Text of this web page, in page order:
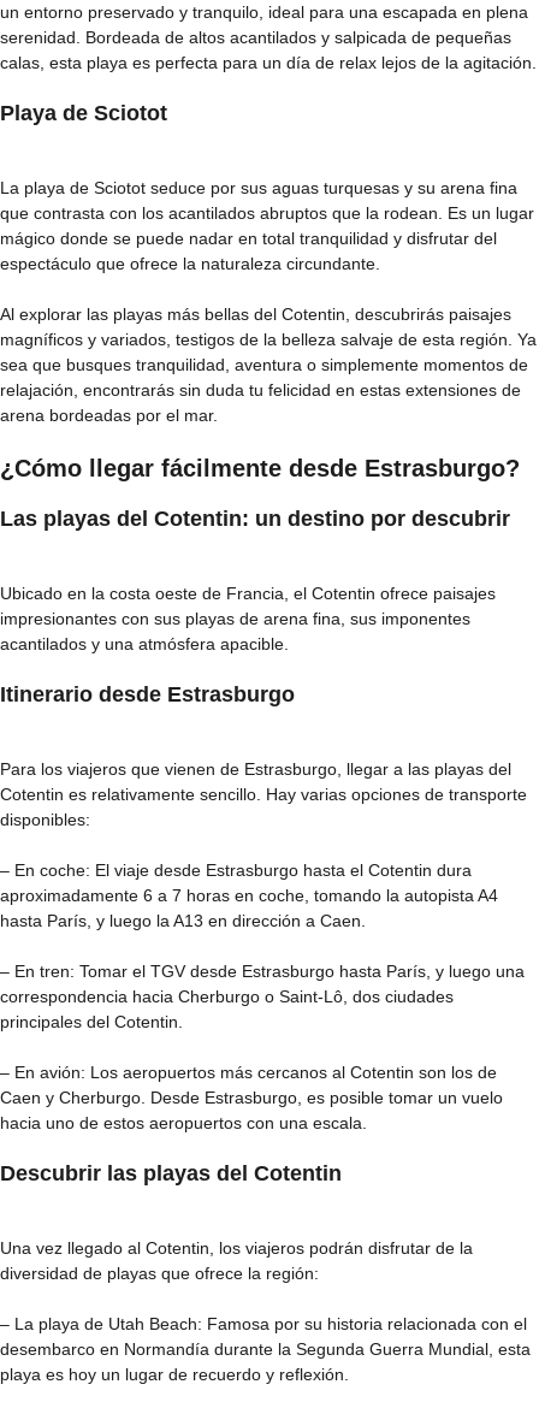
un entorno preservado y tranquilo, ideal para una escapada en plena
serenidad. Bordeada de altos acantilados y salpicada de pequeñas
calas, esta playa es perfecta para un día de relax lejos de la agitación.
Playa de Sciotot
La playa de Sciotot seduce por sus aguas turquesas y su arena fina
que contrasta con los acantilados abruptos que la rodean. Es un lugar
mágico donde se puede nadar en total tranquilidad y disfrutar del
espectáculo que ofrece la naturaleza circundante.
Al explorar las playas más bellas del Cotentin, descubrirás paisajes
magníficos y variados, testigos de la belleza salvaje de esta región. Ya
sea que busques tranquilidad, aventura o simplemente momentos de
relajación, encontrarás sin duda tu felicidad en estas extensiones de
arena bordeadas por el mar.
¿Cómo llegar fácilmente desde Estrasburgo?
Las playas del Cotentin: un destino por descubrir
Ubicado en la costa oeste de Francia, el Cotentin ofrece paisajes
impresionantes con sus playas de arena fina, sus imponentes
acantilados y una atmósfera apacible.
Itinerario desde Estrasburgo
Para los viajeros que vienen de Estrasburgo, llegar a las playas del
Cotentin es relativamente sencillo. Hay varias opciones de transporte
disponibles:
– En coche: El viaje desde Estrasburgo hasta el Cotentin dura
aproximadamente 6 a 7 horas en coche, tomando la autopista A4
hasta París, y luego la A13 en dirección a Caen.
– En tren: Tomar el TGV desde Estrasburgo hasta París, y luego una
correspondencia hacia Cherburgo o Saint-Lô, dos ciudades
principales del Cotentin.
– En avión: Los aeropuertos más cercanos al Cotentin son los de
Caen y Cherburgo. Desde Estrasburgo, es posible tomar un vuelo
hacia uno de estos aeropuertos con una escala.
Descubrir las playas del Cotentin
Una vez llegado al Cotentin, los viajeros podrán disfrutar de la
diversidad de playas que ofrece la región:
– La playa de Utah Beach: Famosa por su historia relacionada con el
desembarco en Normandía durante la Segunda Guerra Mundial, esta
playa es hoy un lugar de recuerdo y reflexión.